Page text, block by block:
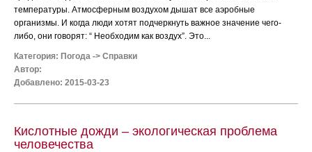
температуры. Атмосферным воздухом дышат все аэробные
организмы. И когда люди хотят подчеркнуть важное значение чего-
либо, они говорят: “ Необходим как воздух”. Это...
Категория: Погода -> Справки
Автор:
Добавлено: 2015-03-23
Кислотные дожди – экологическая проблема
человечества